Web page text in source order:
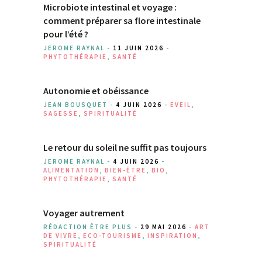
Microbiote intestinal et voyage :
comment préparer sa flore intestinale
pour l’été ?
JEROME RAYNAL - 11 JUIN 2026 -
PHYTOTHÉRAPIE , SANTÉ
Autonomie et obéissance
JEAN BOUSQUET - 4 JUIN 2026 - EVEIL ,
SAGESSE , SPIRITUALITÉ
Le retour du soleil ne suffit pas toujours
JEROME RAYNAL - 4 JUIN 2026 -
ALIMENTATION , BIEN-ÊTRE , BIO ,
PHYTOTHÉRAPIE , SANTÉ
Voyager autrement
RÉDACTION ÊTRE PLUS - 29 MAI 2026 - ART
DE VIVRE , ECO-TOURISME , INSPIRATION ,
SPIRITUALITÉ